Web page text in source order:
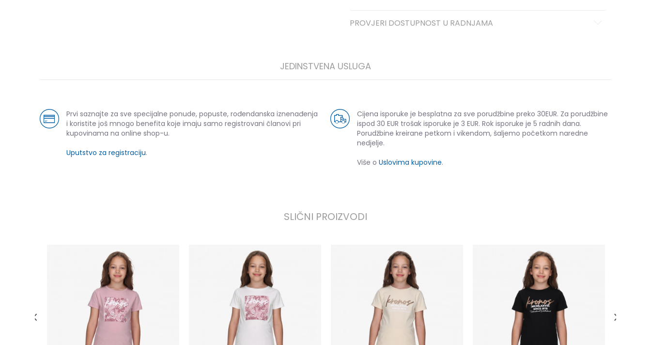
PROVJERI DOSTUPNOST U RADNJAMA
JEDINSTVENA USLUGA
Prvi saznajte za sve specijalne ponude, popuste, rođendanska iznenađenja
i koristite još mnogo benefita koje imaju samo registrovani članovi pri
kupovinama na online shop-u.
Uputstvo za registraciju.
Cijena isporuke je besplatna za sve porudžbine preko 30EUR. Za porudžbine
ispod 30 EUR trošak isporuke je 3 EUR. Rok isporuke je 5 radnih dana.
Porudžbine kreirane petkom i vikendom, šaljemo početkom naredne
nedjelje.
Više o Uslovima kupovine.
SLIČNI PROIZVODI
11,00